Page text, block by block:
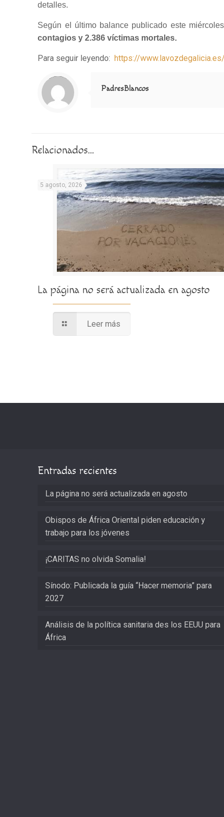
detalles.
Según el último balance publicado este
contagios y 2.386 víctimas mortales.
Para seguir leyendo:https://
Notice
: Trying to access array offset on value of type null in
/home/misioner/public_html/padresblancos/themes/betheme/includes/content-single.php
on line
286
PadresBlancos
Relacionados...
5 agosto, 2026
La página no será actualizada en agosto
Leer más
Entradas recientes
La página no será actualizada en agosto
Obispos de África Oriental piden educación y
trabajo para los jóvenes
¡CARITAS no olvida Somalia!
Sínodo: Publicada la guía “Hacer memoria” para
2027
Análisis de la política sanitaria des los EEUU para
África